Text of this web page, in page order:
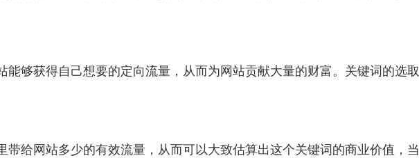
够获得自己想要的定向流量，从而为网站贡献大量的财富。关键词的选取
带给网站多少的有效流量，从而可以大致估算出这个关键词的商业价值，当